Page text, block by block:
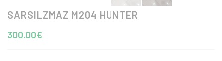
SARSILZMAZ M204 HUNTER
300.00€